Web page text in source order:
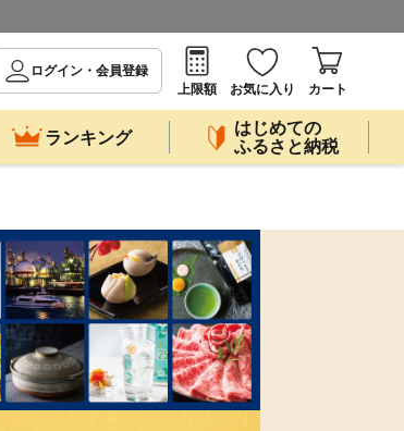
ログイン・会員登録
上限額
お気に入り カート
ランキング
はじめての
ふるさと納税